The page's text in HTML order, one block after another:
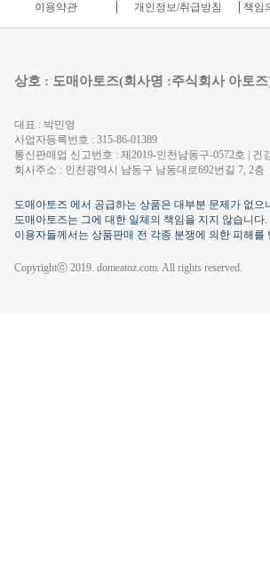
이용약관 개인정보/취급방침 책임
상호 : 도매아토즈(회사명 :주식회사 아토
대표 : 박민영
사업자등록번호 : 315-86-01389
통신판매업 신고번호 : 제2019-인천남동구-0572호 | 건
회사주소 : 인천광역시 남동구 남동대로692번길 7, 2층
도매아토즈 에서 공급하는 상품은 대부분 문제가 없
도매아토즈는 그에 대한 일체의 책임을 지지 않습니다.
이용자들께서는 상품판매 전 각종 분쟁에 의한 피해
Copyrightⓒ 2019. domeatoz.com. All rights reserved.